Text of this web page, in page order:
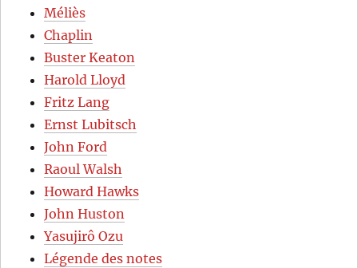
Méliès
Chaplin
Buster Keaton
Harold Lloyd
Fritz Lang
Ernst Lubitsch
John Ford
Raoul Walsh
Howard Hawks
John Huston
Yasujirô Ozu
Légende des notes